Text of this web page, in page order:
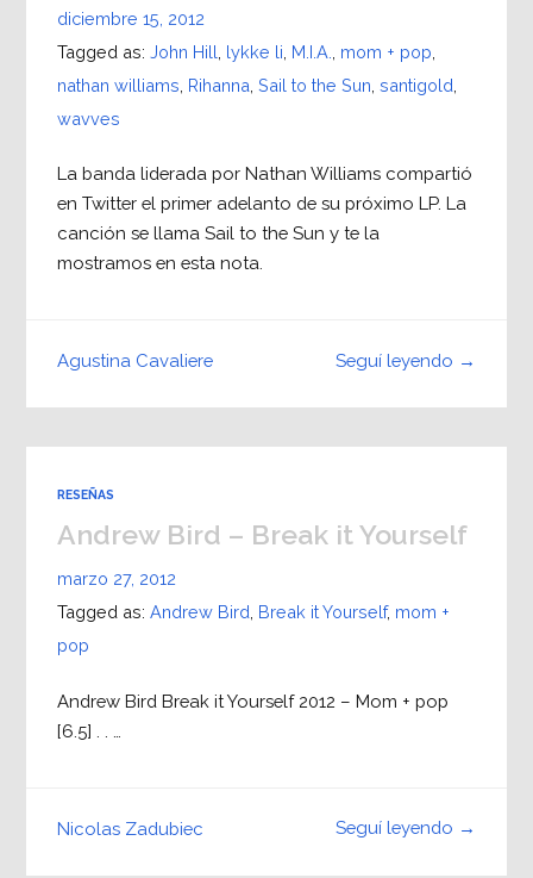
diciembre 15, 2012
Tagged as: John Hill lykke li M.I.A. mom + pop
nathan williams Rihanna Sail to the Sun santigold
wavves
La banda liderada por Nathan Williams compartió
en Twitter el primer adelanto de su próximo LP. La
canción se llama Sail to the Sun y te la
mostramos en esta nota.
Seguí leyendo →
Agustina Cavaliere
RESEÑAS
Andrew Bird – Break it Yourself
marzo 27, 2012
Tagged as: Andrew Bird Break it Yourself, mom +
pop
Andrew Bird Break it Yourself 2012 – Mom + pop
[6.5] . . …
Seguí leyendo →
Nicolas Zadubiec